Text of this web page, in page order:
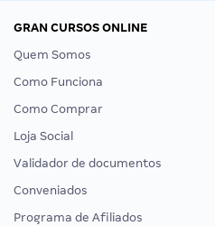
GRAN CURSOS ONLINE
Quem Somos
Como Funciona
Como Comprar
Loja Social
Validador de documentos
Conveniados
Programa de Afiliados